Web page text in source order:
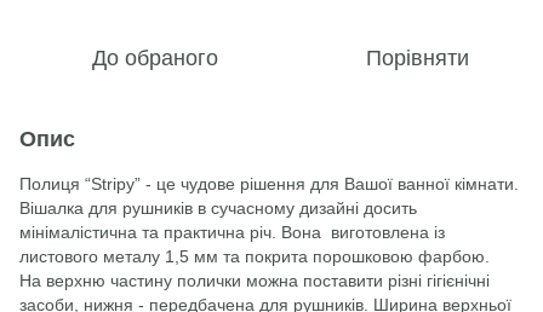
До обраного Порівняти
Опис
Полиця “Stripy” - це чудове рішення для Вашої ванної кімнати.
Вішалка для рушників в сучасному дизайні досить
мінімалістична та практична річ. Вона виготовлена із
листового металу 1,5 мм та покрита порошковою фарбою.
На верхню частину полички можна поставити різні гігієнічні
засоби, нижня - передбачена для рушників. Ширина верхньої